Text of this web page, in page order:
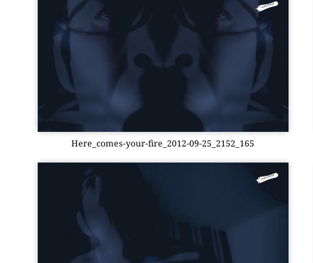
Here_­co­mes-your-fire_2012-09-25_2152_165